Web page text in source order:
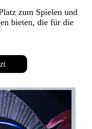
zum Spielen und
bieten, die für die